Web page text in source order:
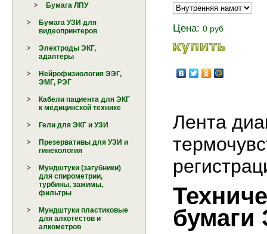
Бумага ЛПУ
Бумага УЗИ для
видеопринтеров
Электроды ЭКГ,
адаптеры
Нейрофизиология ЭЭГ,
ЭМГ, РЭГ
Кабели пациента для ЭКГ
к медицинской технике
Гели для ЭКГ и УЗИ
Презервативы для УЗИ и
гинекология
Мундштуки (загубники)
для спирометрии,
турбины, зажимы,
фильтры
Мундштуки пластиковые
для алкотестов и
алкометров
Цена: 0 руб
Лента
бумаги